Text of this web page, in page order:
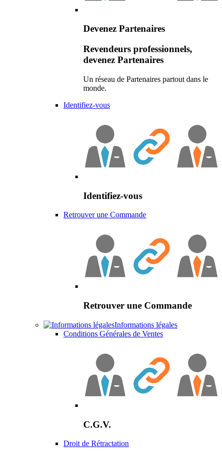
Devenez Partenaires
Revendeurs professionnels,
devenez Partenaires
Un réseau de Partenaires partout dans le
monde.
Identifiez-vous
Identifiez-vous
Retrouver une Commande
Retrouver une Commande
Informations légales
Conditions Générales de Ventes
C.G.V.
Droit de Rétractation